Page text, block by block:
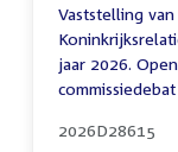
Vaststelling
jaar 2026.
2026D28615